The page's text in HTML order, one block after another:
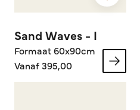
Sand Waves - I
Formaat 60x90cm
Vanaf 395,00